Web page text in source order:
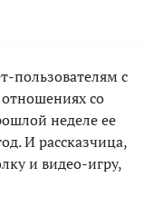
пользователям с
со
неделе ее
И рассказчица,
и видео-игру,